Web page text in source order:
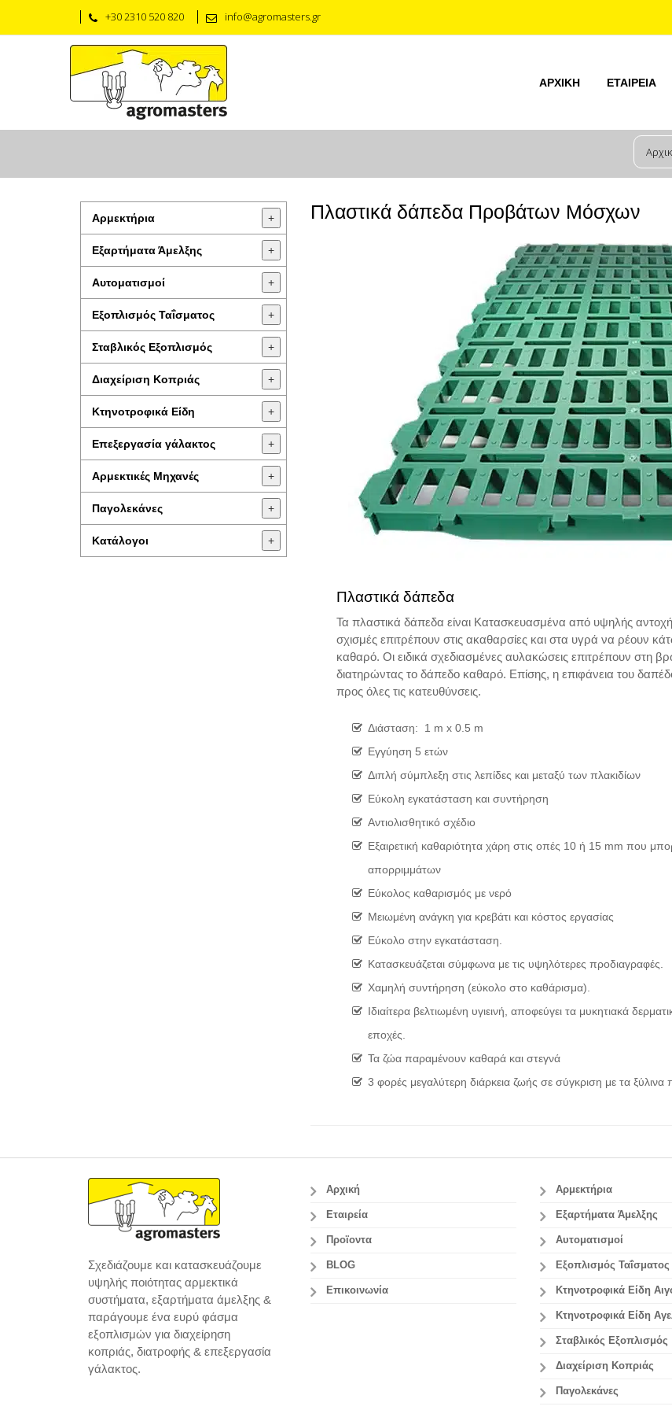
+30 2310 520 820 info@agromasters.gr
ΑΡΧΙΚΉ ΕΤΑΙΡΕΊΑ
Αρμεκτήρια +
Εξαρτήματα Άμελξης +
Αυτοματισμοί +
Εξοπλισμός Ταΐσματος +
Σταβλικός Εξοπλισμός +
Διαχείριση Κοπριάς +
Κτηνοτροφικά Είδη +
Επεξεργασία γάλακτος +
Aρμεκτικές Μηχανές +
Παγολεκάνες +
Κατάλογοι +
Πλαστικά δάπεδα Προβάτων Μόσχων
Πλαστικά δάπεδα
Τα πλαστικά δάπεδα είναι Κατασκευασμένα από υψηλής
σχισμές επιτρέπουν στις ακαθαρσίες και στα υγρά να ρέουν
καθαρό. Οι ειδικά σχεδιασμένες αυλακώσεις επιτρέπουν στη
διατηρώντας το δάπεδο καθαρό. Επίσης, η επιφάνεια του
προς όλες τις κατευθύνσεις.
Διάσταση: 1 m x 0.5 m
Εγγύηση 5 ετών
Διπλή σύμπλεξη στις λεπίδες και μεταξύ των πλακιδίων
Εύκολη εγκατάσταση και συντήρηση
Αντιολισθητικό σχέδιο
Εξαιρετική καθαριότητα χάρη στις οπές 10 ή 15 mm που
απορριμμάτων
Εύκολος καθαρισμός με νερό
Μειωμένη ανάγκη για κρεβάτι και κόστος εργασίας
Εύκολο στην εγκατάσταση.
Κατασκευάζεται σύμφωνα με τις υψηλότερες προδιαγραφές.
Χαμηλή συντήρηση (εύκολο στο καθάρισμα).
Ιδιαίτερα βελτιωμένη υγιεινή, αποφεύγει τα μυκητιακά
εποχές.
Τα ζώα παραμένουν καθαρά και στεγνά
3 φορές μεγαλύτερη διάρκεια ζωής σε σύγκριση με τα ξύλινα
Σχεδιάζουμε και κατασκευάζουμε
υψηλής ποιότητας αρμεκτικά
συστήματα, εξαρτήματα άμελξης &
παράγουμε ένα ευρύ φάσμα
εξοπλισμών για διαχείρηση
κοπριάς, διατροφής & επεξεργασία
γάλακτος.
Αρχική
Εταιρεία
Προϊοντα
BLOG
Επικοινωνία
Αρμεκτήρια
Εξαρτήματα Άμελξης
Αυτοματισμοί
Εξοπλισμός Ταΐσματος
Κτηνοτροφικά Είδη
Κτηνοτροφικά Είδη
Σταβλικός Εξοπλισμός
Διαχείριση Κοπριάς
Παγολεκάνες